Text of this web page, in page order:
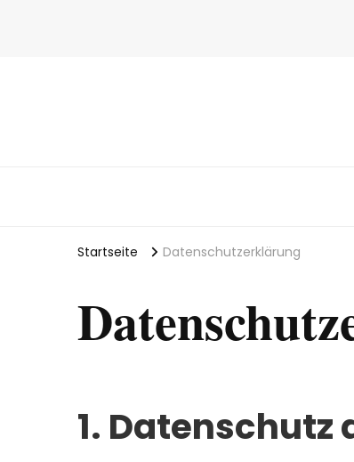
Startseite Datenschutzerklärung
1. Datenschutz